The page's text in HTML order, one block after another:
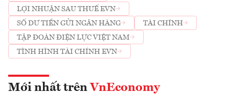
LỢI NHUẬN SAU THUẾ EVN
SỐ DƯ TIỀN GỬI NGÂN HÀNG
TÀI CHÍNH
TẬP ĐOÀN ĐIỆN LỰC VIỆT NAM
TÌNH HÌNH TÀI CHÍNH EVN
Mới nhất trên VnEconomy